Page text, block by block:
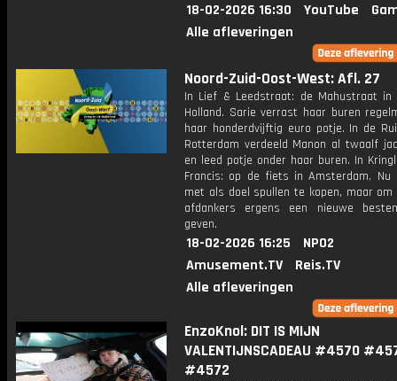
18-02-2026 16:30 YouTube
Alle afleveringen
Noord-Zuid-Oost-West: Afl. 27
In Lief & Leedstraat: de Mahustraat in
Holland. Sarie verrast haar buren
haar honderdvijftig euro potje. In de
Rotterdam verdeeld Manon al twaalf
en leed potje onder haar buren. In
Francis: op de fiets in Amsterdam. Nu
met als doel spullen te kopen, maar om
afdankers ergens een nieuwe
geven.
18-02-2026 16:25
NPO2
Amusement.TV
Reis.TV
Alle afleveringen
EnzoKnol: DIT IS MIJN
VALENTIJNSCADEAU #4570
#4572